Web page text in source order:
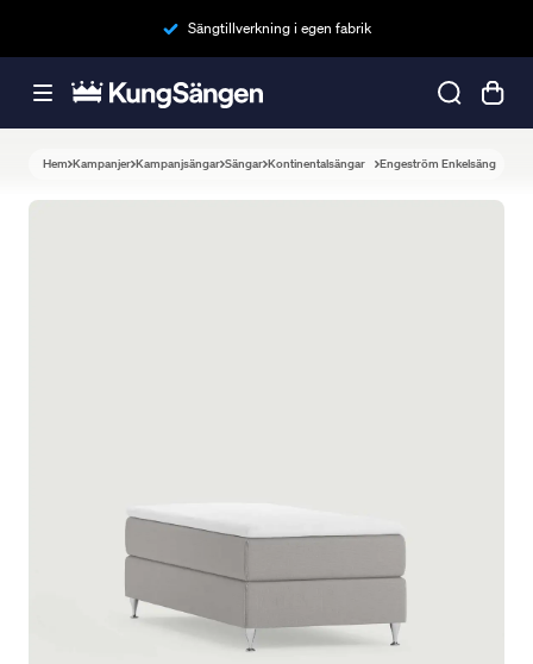
Sängtillverkning i egen fabrik
Hem Kampanjer Kampanjsängar Sängar Kontinentalsängar Engeström Enkelsäng